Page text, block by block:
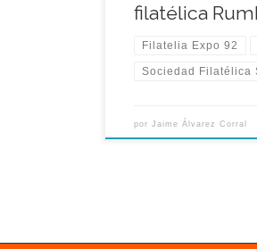
filatélica
Filatelia Expo 92
Sociedad Filatélica
porJaime Álvarez Corral